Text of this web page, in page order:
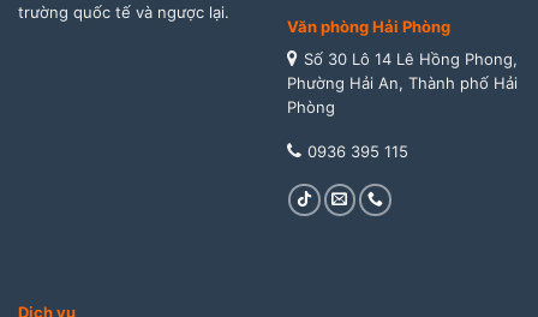
trường quốc tế và ngược lại.
Văn phòng Hải Phòng
Số 30 Lô 14 Lê Hồng Phong,
Phường Hải An, Thành phố Hải
Phòng
0936 395 115
Dịch vụ